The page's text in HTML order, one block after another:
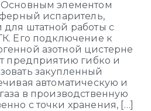
элементом
испаритель,
штатной работы с
Его подключение к
азотной цистерне
предприятию гибко и
закупленный
автоматическую и
в производственную
с точки хранения, […]